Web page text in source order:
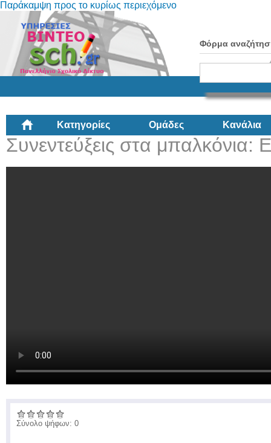
Παράκαμψη προς το κυρίως περιεχόμενο
Φόρμα
Κατηγορίες Ομάδες Κανάλια
Συνεντεύξεις στα μπαλκόνια:
Σύνολο ψήφων: 0